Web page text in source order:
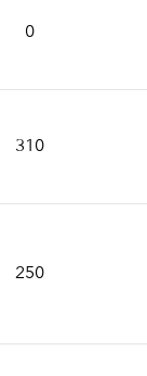
0
310
250